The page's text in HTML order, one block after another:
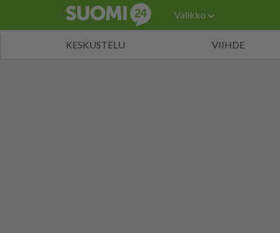
Valikko
KESKUSTELU VIIHDE